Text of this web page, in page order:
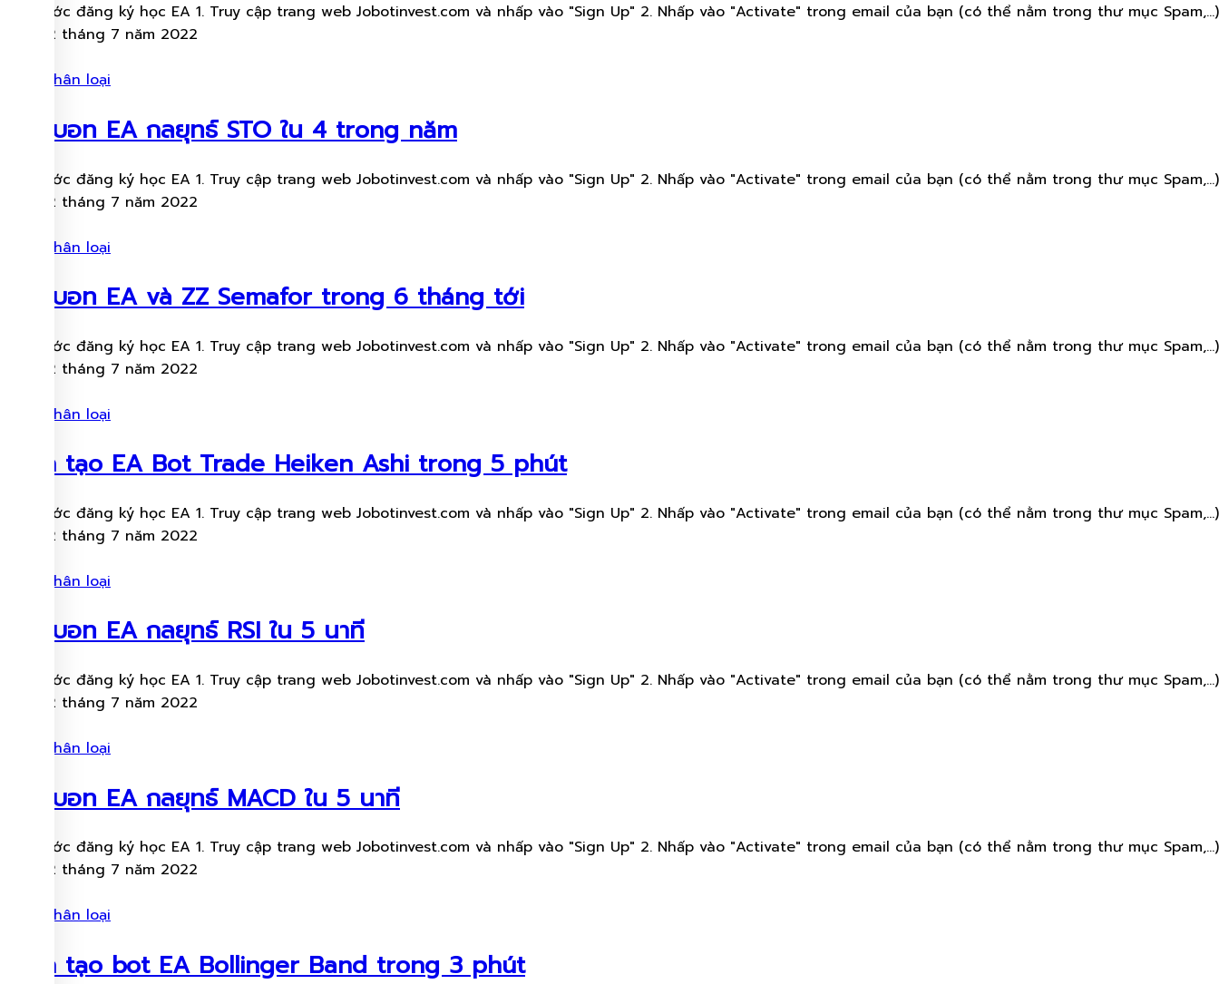
Các bước đăng ký học EA 1. Truy cập trang web Jobotinvest.com và nhấp vào "Sign Up" 2. Nhấp vào "Activate" trong email của bạn (có thể nằm trong thư mục Spam,...)
Ngày 12 tháng 7 năm 2022
Chưa phân loại
วิธีทำบอท EA กลยุทธ์ STO ใน 4 trong năm
Các bước đăng ký học EA 1. Truy cập trang web Jobotinvest.com và nhấp vào "Sign Up" 2. Nhấp vào "Activate" trong email của bạn (có thể nằm trong thư mục Spam,...)
Ngày 12 tháng 7 năm 2022
Chưa phân loại
วิธีทำบอท EA và ZZ Semafor trong 6 tháng tới
Các bước đăng ký học EA 1. Truy cập trang web Jobotinvest.com và nhấp vào "Sign Up" 2. Nhấp vào "Activate" trong email của bạn (có thể nằm trong thư mục Spam,...)
Ngày 12 tháng 7 năm 2022
Chưa phân loại
Cách tạo EA Bot Trade Heiken Ashi trong 5 phút
Các bước đăng ký học EA 1. Truy cập trang web Jobotinvest.com và nhấp vào "Sign Up" 2. Nhấp vào "Activate" trong email của bạn (có thể nằm trong thư mục Spam,...)
Ngày 12 tháng 7 năm 2022
Chưa phân loại
วิธีทำบอท EA กลยุทธ์ RSI ใน 5 นาที
Các bước đăng ký học EA 1. Truy cập trang web Jobotinvest.com và nhấp vào "Sign Up" 2. Nhấp vào "Activate" trong email của bạn (có thể nằm trong thư mục Spam,...)
Ngày 12 tháng 7 năm 2022
Chưa phân loại
วิธีทำบอท EA กลยุทธ์ MACD ใน 5 นาที
Các bước đăng ký học EA 1. Truy cập trang web Jobotinvest.com và nhấp vào "Sign Up" 2. Nhấp vào "Activate" trong email của bạn (có thể nằm trong thư mục Spam,...)
Ngày 12 tháng 7 năm 2022
Chưa phân loại
Cách tạo bot EA Bollinger Band trong 3 phút